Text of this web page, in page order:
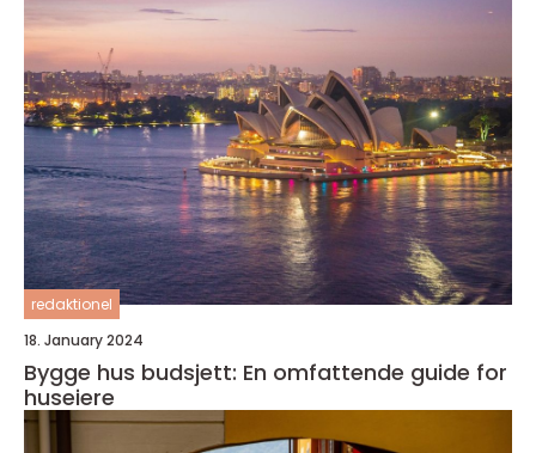
redaktionel
18. January 2024
Bygge hus budsjett: En omfattende guide for
huseiere